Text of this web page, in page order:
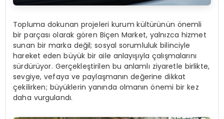
Topluma dokunan projeleri kurum kültürünün önemli
bir parçası olarak gören Biçen Market, yalnızca hizmet
sunan bir marka değil; sosyal sorumluluk bilinciyle
hareket eden büyük bir aile anlayışıyla çalışmalarını
sürdürüyor. Gerçekleştirilen bu anlamlı ziyaretle birlikte,
sevgiye, vefaya ve paylaşmanın değerine dikkat
çekilirken; büyüklerin yanında olmanın önemi bir kez
daha vurgulandı.